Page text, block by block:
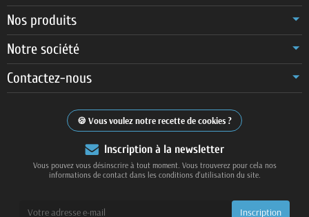
Nos produits
Notre société
Contactez-nous
Vous voulez notre recette de cookies ?
Inscription à la newsletter
Vous pouvez vous désinscrire à tout moment. Vous trouverez pour cela nos
informations de contact dans les conditions d'utilisation du site.